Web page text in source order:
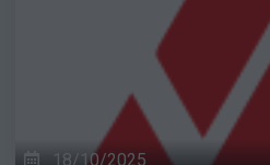
18/10/2025